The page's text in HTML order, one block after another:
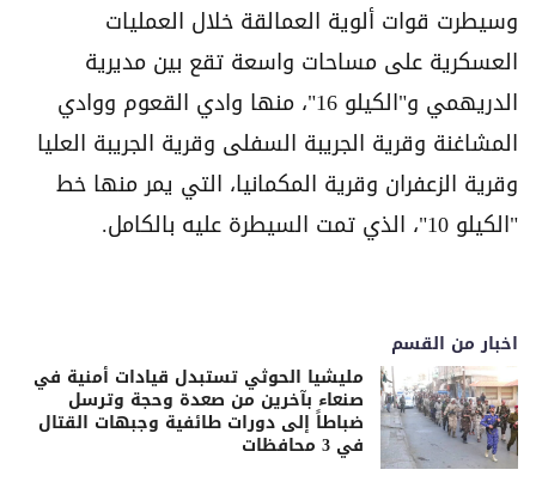
وسيطرت قوات ألوية العمالقة خلال العمليات
العسكرية على مساحات واسعة تقع بين مديرية
الدريهمي و"الكيلو 16"، منها وادي القعوم ووادي
المشاغنة وقرية الجريبة السفلى وقرية الجريبة العليا
وقرية الزعفران وقرية المكمانيا، التي يمر منها خط
"الكيلو 10"، الذي تمت السيطرة عليه بالكامل.
اخبار من القسم
مليشيا الحوثي تستبدل قيادات أمنية في
صنعاء بآخرين من صعدة وحجة وترسل
ضباطاً إلى دورات طائفية وجبهات القتال
في 3 محافظات